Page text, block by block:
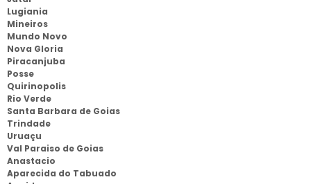
Lugiania
Mineiros
Mundo Novo
Nova Gloria
Piracanjuba
Posse
Quirinopolis
Rio Verde
Santa Barbara de Goias
Trindade
Uruaçu
Val Paraiso de Goias
Anastacio
Aparecida do Tabuado